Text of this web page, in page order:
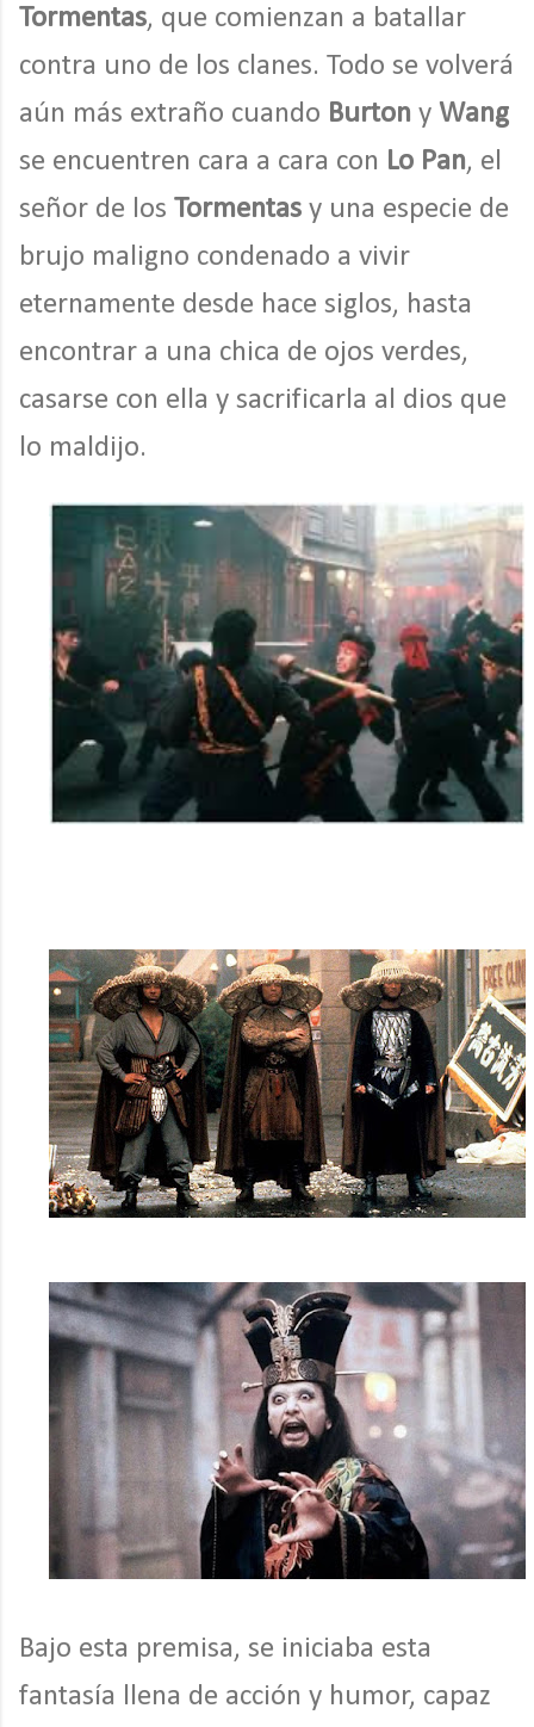
Tormentas, que comienzan a batallar
contra uno de los clanes. Todo se volverá
aún más extraño cuando Burton y Wang
se encuentren cara a cara con Lo Pan, el
señor de los Tormentas y una especie de
brujo maligno condenado a vivir
eternamente desde hace siglos, hasta
encontrar a una chica de ojos verdes,
casarse con ella y sacrificarla al dios que
lo maldijo.
Bajo esta premisa, se iniciaba esta
fantasía llena de acción y humor, capaz